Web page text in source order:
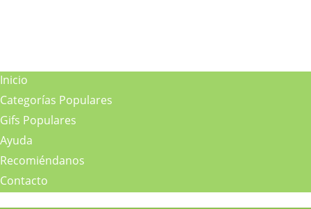
Inicio
Categorías Populares
Gifs Populares
Ayuda
Recomiéndanos
Contacto